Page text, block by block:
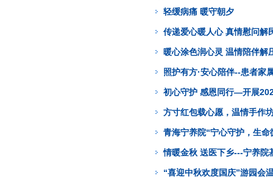
轻缓病痛 暖守朝夕
传递爱心暖人心 真情慰问解
暖心涂色润心灵 温情陪伴解
照护有方·安心陪伴--患者家
初心守护 感恩同行—开展
方寸红包载心愿，温情手作
青海宁养院“宁心守护，生
情暖金秋 送医下乡---宁养院
“喜迎中秋欢度国庆”游园会